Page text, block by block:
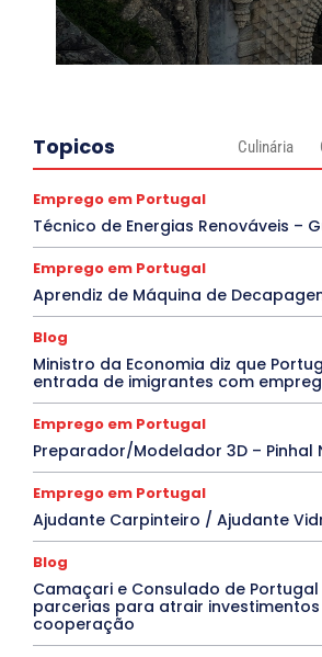
Topicos Culinária
Emprego em Portugal
Técnico de Energias Renováveis –
Emprego em Portugal
Aprendiz de Máquina de
Blog
Ministro da Economia diz que
entrada de imigrantes com
Emprego em Portugal
Preparador/Modelador 3D – Pinhal
Emprego em Portugal
Ajudante Carpinteiro / Ajudante
Blog
Camaçari e Consulado de
parcerias para atrair
cooperação